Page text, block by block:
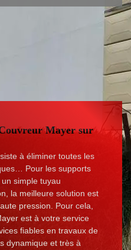
Mayer sur
à éliminer toutes les
Pour les supports
simple tuyau
la meilleure solution est
pression. Pour cela,
est à votre service
fiables en travaux de
dynamique et très à